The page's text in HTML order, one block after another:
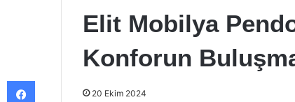
Elit Mobilya
Konforun
20 Ekim 2024
Facebook